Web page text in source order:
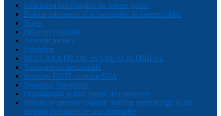
Solicitarea informațiilor de interes public
Buletin informativ al informațiilor de interes public
Buget
Bilanțuri contabile
Achiziții publice
Urbanism
DECLARAȚIE DE AVERE ȘI INTERESE
Transparență decizională
Sectiune RUTI conform SNA
Domeniul Integritate
Organigramă și listă funcții de conducere
Situația drepturilor salariale stabilite potrivit legii și alte
drepturi prevăzute de acte normative